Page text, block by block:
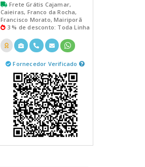
Frete Grátis Cajamar,
Caieiras, Franco da Rocha,
Francisco Morato, Mairiporã
3 % de desconto: Toda Linha
Fornecedor Verificado